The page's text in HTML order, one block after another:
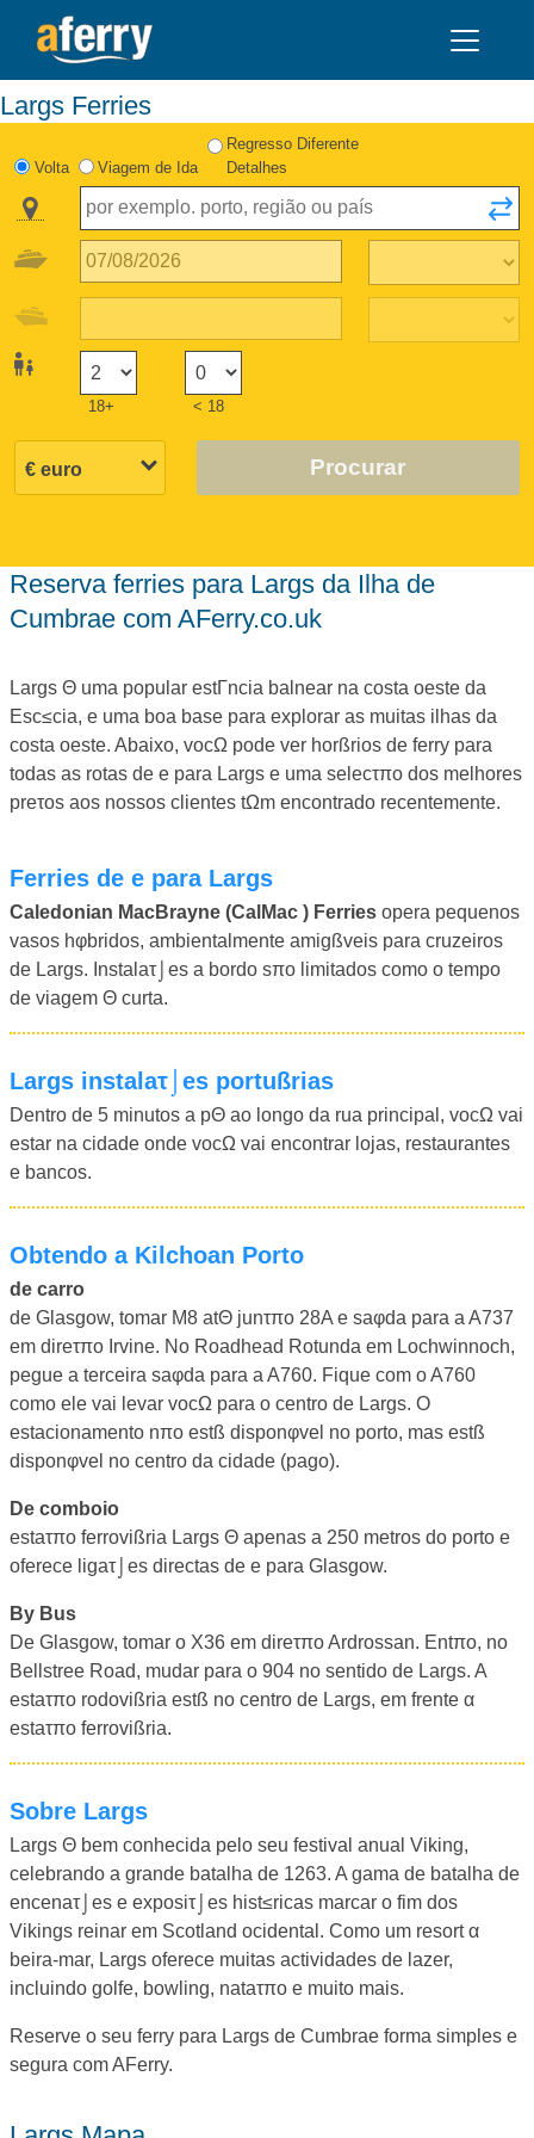
Largs Ferries
Volta Viagem de Ida
Regresso Diferente
Detalhes
18+ < 18
Procurar
Reserva ferries para Largs da Ilha de
Cumbrae com AFerry.co.uk
Largs Θ uma popular estΓncia balnear na costa oeste da
Esc≤cia, e uma boa base para explorar as muitas ilhas da
costa oeste. Abaixo, vocΩ pode ver horßrios de ferry para
todas as rotas de e para Largs e uma selecτπo dos melhores
preτos aos nossos clientes tΩm encontrado recentemente.
Ferries de e para Largs
Caledonian MacBrayne (CalMac ) Ferries opera pequenos
vasos hφbridos, ambientalmente amigßveis para cruzeiros
de Largs. Instalaτ⌡es a bordo sπo limitados como o tempo
de viagem Θ curta.
Largs instalaτ⌡es portußrias
Dentro de 5 minutos a pΘ ao longo da rua principal, vocΩ vai
estar na cidade onde vocΩ vai encontrar lojas, restaurantes
e bancos.
Obtendo a Kilchoan Porto
de carro
de Glasgow, tomar M8 atΘ junτπo 28A e saφda para a A737
em direτπo Irvine. No Roadhead Rotunda em Lochwinnoch,
pegue a terceira saφda para a A760. Fique com o A760
como ele vai levar vocΩ para o centro de Largs. O
estacionamento nπo estß disponφvel no porto, mas estß
disponφvel no centro da cidade (pago).
De comboio
estaτπo ferrovißria Largs Θ apenas a 250 metros do porto e
oferece ligaτ⌡es directas de e para Glasgow.
By Bus
De Glasgow, tomar o X36 em direτπo Ardrossan. Entπo, no
Bellstree Road, mudar para o 904 no sentido de Largs. A
estaτπo rodovißria estß no centro de Largs, em frente α
estaτπo ferrovißria.
Sobre Largs
Largs Θ bem conhecida pelo seu festival anual Viking,
celebrando a grande batalha de 1263. A gama de batalha de
encenaτ⌡es e exposiτ⌡es hist≤ricas marcar o fim dos
Vikings reinar em Scotland ocidental. Como um resort α
beira-mar, Largs oferece muitas actividades de lazer,
incluindo golfe, bowling, nataτπo e muito mais.
Reserve o seu ferry para Largs de Cumbrae forma simples e
segura com AFerry.